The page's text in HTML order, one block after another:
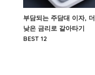
부담되는 주담대 이자, 더
낮은 금리로 갈아타기
BEST 12